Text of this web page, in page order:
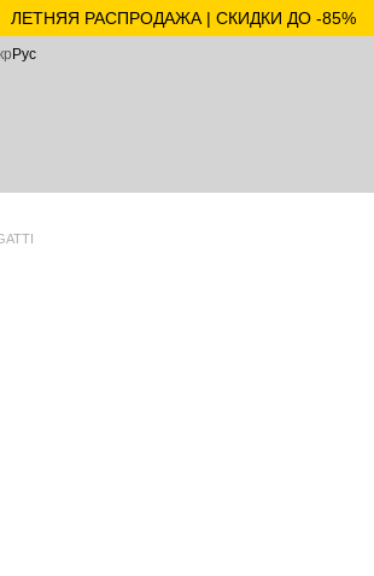
ЛЕТНЯЯ РАСПРОДАЖА | СКИДКИ ДО -85%
Рус